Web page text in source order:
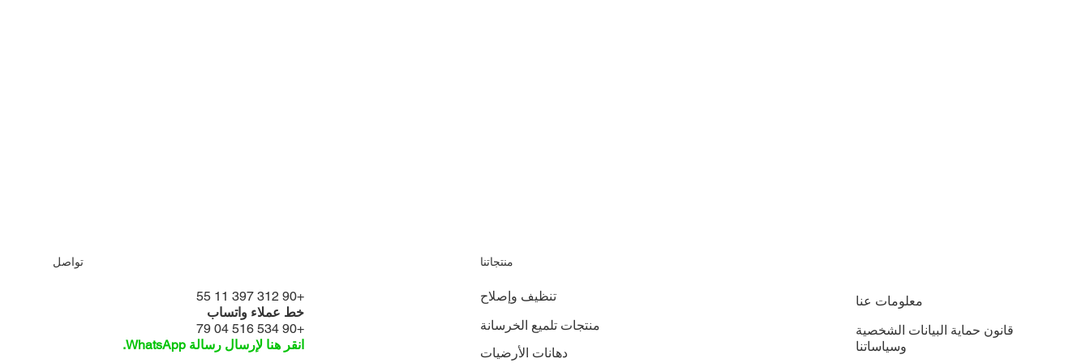
تواصل
+90 312 397 11 55
خط عملاء واتساب
+90 534 516 04 79
انقر هنا لإرسال رسالة WhatsApp.
منتجاتنا
تنظيف وإصلاح
منتجات تلميع الخرسانة
دهانات الأرضيات
معلومات عنا
قانون حماية البيانات الشخصية
وسياساتنا